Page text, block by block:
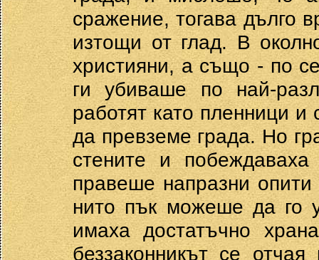
сражение, тогава дълго
изтощи от глад. В
християни, а също - по
ги убиваше по най-
работят като пленници и
да превземе града. Но
стените и
правеше напразни
нито пък можеше да го
имаха достатъчно
беззаконникът се